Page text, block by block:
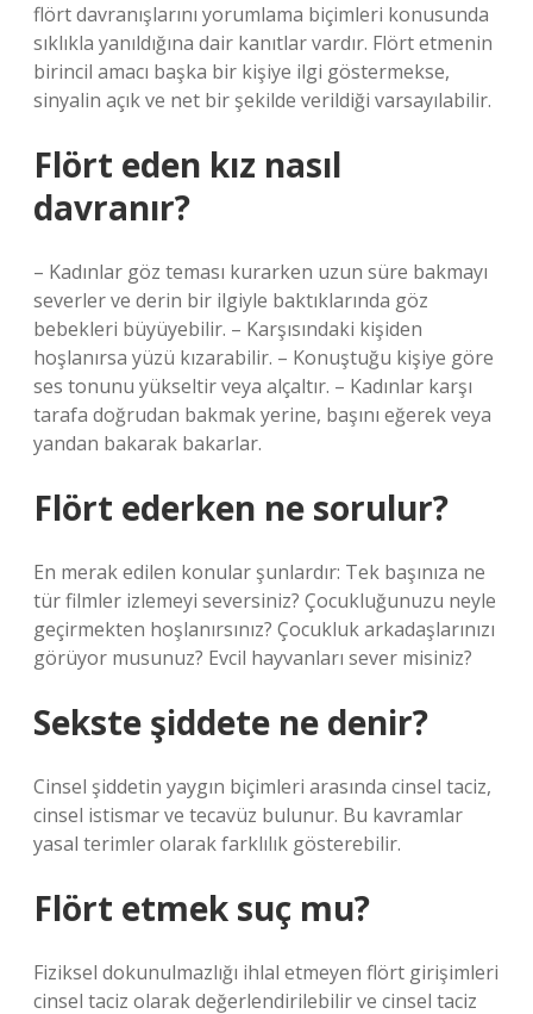
flört davranışlarını yorumlama biçimleri konusunda
sıklıkla yanıldığına dair kanıtlar vardır. Flört etmenin
birincil amacı başka bir kişiye ilgi göstermekse,
sinyalin açık ve net bir şekilde verildiği varsayılabilir.
Flört eden kız nasıl
davranır?
– Kadınlar göz teması kurarken uzun süre bakmayı
severler ve derin bir ilgiyle baktıklarında göz
bebekleri büyüyebilir. – Karşısındaki kişiden
hoşlanırsa yüzü kızarabilir. – Konuştuğu kişiye göre
ses tonunu yükseltir veya alçaltır. – Kadınlar karşı
tarafa doğrudan bakmak yerine, başını eğerek veya
yandan bakarak bakarlar.
Flört ederken ne sorulur?
En merak edilen konular şunlardır: Tek başınıza ne
tür filmler izlemeyi seversiniz? Çocukluğunuzu neyle
geçirmekten hoşlanırsınız? Çocukluk arkadaşlarınızı
görüyor musunuz? Evcil hayvanları sever misiniz?
Sekste şiddete ne denir?
Cinsel şiddetin yaygın biçimleri arasında cinsel taciz,
cinsel istismar ve tecavüz bulunur. Bu kavramlar
yasal terimler olarak farklılık gösterebilir.
Flört etmek suç mu?
Fiziksel dokunulmazlığı ihlal etmeyen flört girişimleri
cinsel taciz olarak değerlendirilebilir ve cinsel taciz